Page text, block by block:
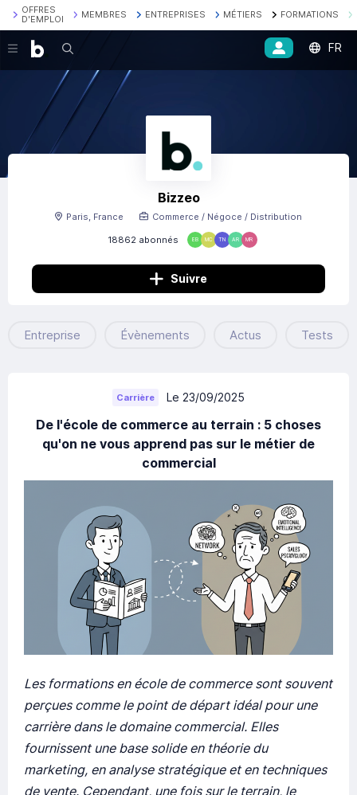
OFFRES
D'EMPLOI
MEMBRES ENTREPRISES MÉTIERS FORMATIONS
Recherche FR
Bizzeo
18862 abonnés EB MC TN AR MR
Paris, France Commerce / Négoce / Distribution
Suivre
Entreprise Évènements Actus Tests
Carrière Le 23/09/2025
De l'école de commerce au terrain : 5 choses
qu'on ne vous apprend pas sur le métier de
commercial
Les formations en école de commerce sont souvent
perçues comme le point de départ idéal pour une
carrière dans le domaine commercial. Elles
fournissent une base solide en théorie du
marketing, en analyse stratégique et en techniques
de vente. Cependant, une fois sur le terrain, le